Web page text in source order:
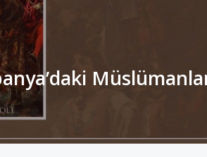
Müslümanlar”